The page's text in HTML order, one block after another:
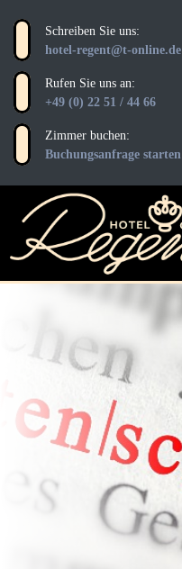
Schreiben Sie uns:
hotel-regent@t-online.de
Rufen Sie uns an:
+49 (0) 22 51 / 44 66
Zimmer buchen:
Buchungsanfrage starten